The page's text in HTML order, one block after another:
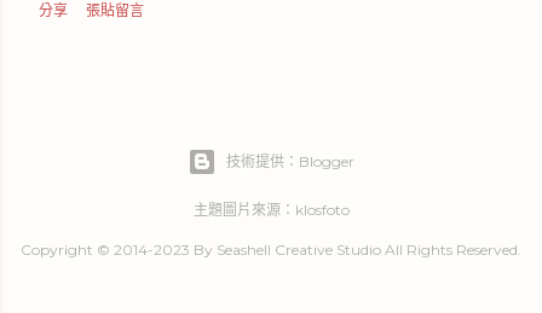
分享 張貼留言
技術提供：Blogger
主題圖片來源： klosfoto
Copyright © 2014-2023 By Seashell Creative Studio All Rights Reserved.